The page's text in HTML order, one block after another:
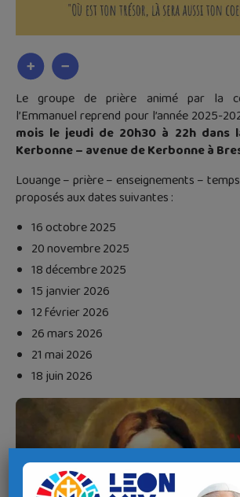
Le groupe de prière animé par la
l’Emmanuel reprend pour l’année 2025-
mois le jeudi de 20h30 à 22h dans
Kerbonne – avenue de Kerbonne à
Louange – prière – enseignements –
proposés aux dates suivantes :
16 octobre 2025
20 novembre 2025
18 décembre 2025
15 janvier 2026
12 février 2026
26 mars 2026
21 mai 2026
18 juin 2026